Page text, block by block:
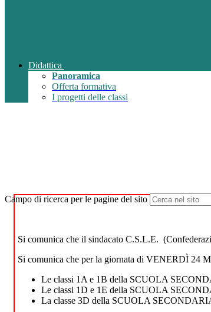
Didattica
Panoramica
Offerta formativa
I progetti delle classi
Campo di ricerca per le pagine del sito
Si comunica che il sindacato C.S.L.E.
Si comunica che per la giornata di VENERDÌ 24
Le classi 1A e 1B della SCUOLA
Le classi 1D e 1E della SCUOLA
La classe 3D della SCUOLA